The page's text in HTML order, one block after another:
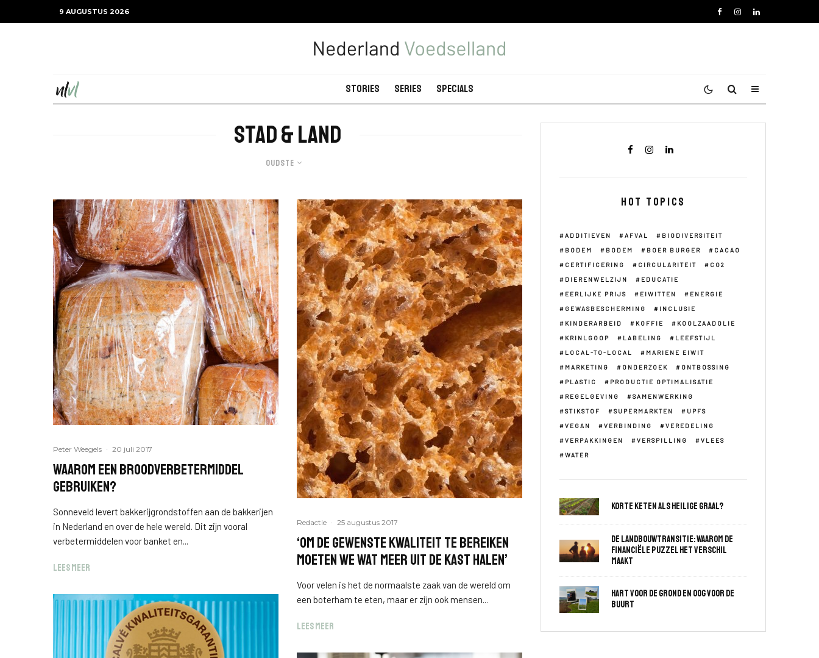
9 AUGUSTUS 2026
Stories Series Specials
Stad & Land
Oudste
Peter Weegels · 20 juli 2017
Waarom een broodverbetermiddel
gebruiken?
Sonneveld levert bakkerijgrondstoffen aan de bakkerijen
in Nederland en over de hele wereld. Dit zijn vooral
verbetermiddelen voor banket en...
LEES MEER
Redactie · 25 augustus 2017
‘Om de gewenste kwaliteit te bereiken
moeten we wat meer uit de kast halen’
Voor velen is het de normaalste zaak van de wereld om
een boterham te eten, maar er zijn ook mensen...
LEES MEER
HOT TOPICS
ADDITIEVEN AFVAL
BIODIVERSITEIT
BODEM
BODEM BOER BURGER
CACAO
CERTIFICERING
CIRCULARITEIT
CO2
DIERENWELZIJN
EDUCATIE
EERLIJKE PRIJS
EIWITTEN
ENERGIE
GEWASBESCHERMING
INCLUSIE
KINDERARBEID
KOFFIE
KOOLZAADOLIE
KRINLGOOP
LABELING
LEEFSTIJL
LOCAL-TO-LOCAL
MARIENE EIWIT
MARKETING
ONDERZOEK
ONTBOSSING
PLASTIC
PRODUCTIE OPTIMALISATIE
REGELGEVING
SAMENWERKING
STIKSTOF
SUPERMARKTEN
UPFS
VEGAN
VERBINDING
VEREDELING
VERPAKKINGEN
VERSPILLING
VLEES
WATER
Korte keten als heilige graal?
De landbouwtransitie: waarom de
financiële puzzel het verschil
maakt
Hart voor de grond en oog voor de
buurt